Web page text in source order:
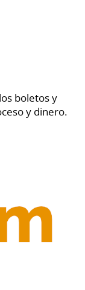
boletos y
y dinero.